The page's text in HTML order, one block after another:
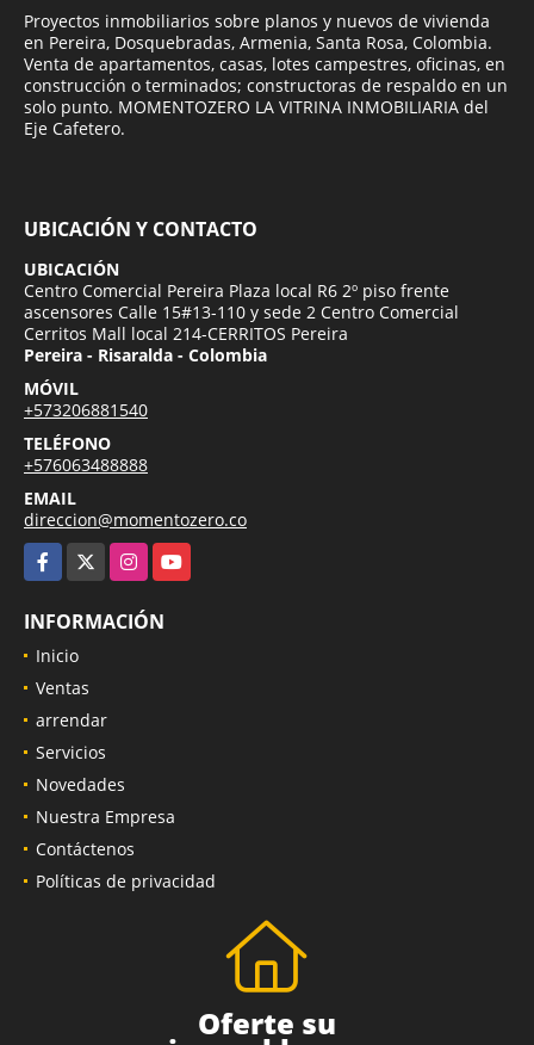
Proyectos inmobiliarios sobre planos y nuevos de vivienda
en Pereira, Dosquebradas, Armenia, Santa Rosa, Colombia.
Venta de apartamentos, casas, lotes campestres, oficinas, en
construcción o terminados; constructoras de respaldo en un
solo punto. MOMENTOZERO LA VITRINA INMOBILIARIA del
Eje Cafetero.
UBICACIÓN Y CONTACTO
UBICACIÓN
Centro Comercial Pereira Plaza local R6 2º piso frente
ascensores Calle 15#13-110 y sede 2 Centro Comercial
Cerritos Mall local 214-CERRITOS Pereira
Pereira - Risaralda - Colombia
MÓVIL
+573206881540
TELÉFONO
+576063488888
EMAIL
direccion@momentozero.co
Facebook
InstagramYouTube
INFORMACIÓN
Inicio
Ventas
arrendar
Servicios
Novedades
Nuestra Empresa
Contáctenos
Políticas de privacidad
Oferte su